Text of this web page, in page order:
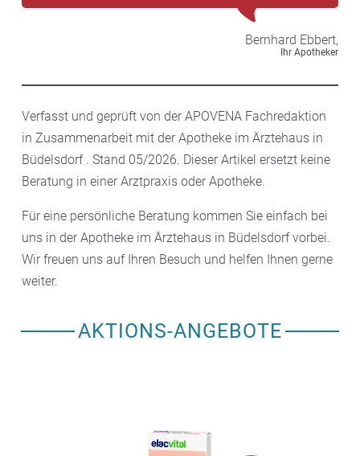
Bernhard Ebbert,
Ihr Apotheker
Verfasst und geprüft von der APOVENA Fachredaktion
in Zusammenarbeit mit der Apotheke im Ärztehaus in
Büdelsdorf . Stand 05/2026. Dieser Artikel ersetzt keine
Beratung in einer Arztpraxis oder Apotheke.
Für eine persönliche Beratung kommen Sie einfach bei
uns in der Apotheke im Ärztehaus in Büdelsdorf vorbei.
Wir freuen uns auf Ihren Besuch und helfen Ihnen gerne
weiter.
AKTIONS-ANGEBOTE